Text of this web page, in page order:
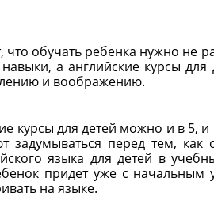
обучать ребенка нужно не
а английские курсы
и воображению.
курсы для детей можно и в 5,
задумываться перед тем,
языка для детей в
придет уже с
на языке.